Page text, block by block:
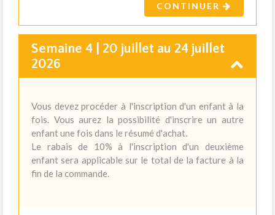
CONTINUER
Semaine 4 | 20 juillet au 24 juillet
2026
Vous devez procéder à l'inscription d'un enfant à la
fois. Vous aurez la possibilité d'inscrire un autre
enfant une fois dans le résumé d'achat.
Le rabais de 10% à l'inscription d'un deuxième
enfant sera applicable sur le total de la facture à la
fin de la commande.